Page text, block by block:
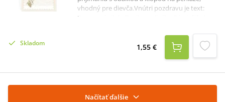
vhodný pre dievča.Vnútri pozdravu je text:
Dnes vstúpil do Tvojho srdiečka Pán Ježiš ako
nech Ťa sprevádzajú po celý život. To Ti zo
srdca praje...Pozdrav má rozmer 19 x 11,5 cm.
Skladom 1,55 €
Načítať ďalšie